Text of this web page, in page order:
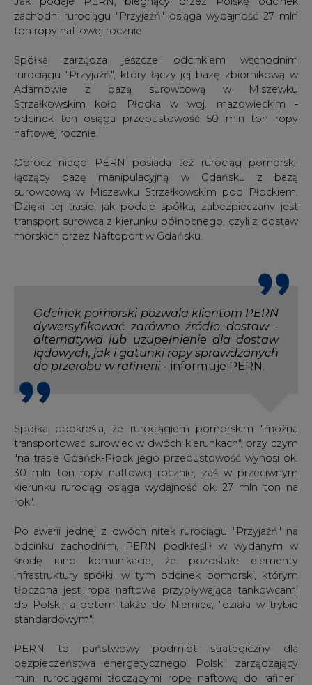
zachodni rurociągu "Przyjaźń" osiąga wydajność 27 mln
ton ropy naftowej rocznie.
Spółka zarządza jeszcze odcinkiem wschodnim
rurociągu "Przyjaźń", który łączy jej bazę zbiornikową w
Adamowie z bazą surowcową w Miszewku
Strzałkowskim koło Płocka w woj. mazowieckim -
odcinek ten osiąga przepustowość 50 mln ton ropy
naftowej rocznie.
Oprócz niego PERN posiada też rurociąg pomorski,
łączący bazę manipulacyjną w Gdańsku z bazą
surowcową w Miszewku Strzałkowskim pod Płockiem.
Dzięki tej trasie, jak podaje spółka, zabezpieczany jest
transport surowca z kierunku północnego, czyli z dostaw
morskich przez Naftoport w Gdańsku.
Odcinek pomorski pozwala klientom PERN
dywersyfikować zarówno źródło dostaw -
alternatywa lub uzupełnienie dla dostaw
lądowych, jak i gatunki ropy sprawdzanych
do przerobu w rafinerii- informuje PERN.
Spółka podkreśla, że rurociągiem pomorskim "można
transportować surowiec w dwóch kierunkach", przy czym
"na trasie Gdańsk-Płock jego przepustowość wynosi ok.
30 mln ton ropy naftowej rocznie, zaś w przeciwnym
kierunku rurociąg osiąga wydajność ok. 27 mln ton na
rok".
Po awarii jednej z dwóch nitek rurociągu "Przyjaźń" na
odcinku zachodnim, PERN podkreślił w wydanym w
środę rano komunikacie, że pozostałe elementy
infrastruktury spółki, w tym odcinek pomorski, którym
tłoczona jest ropa naftowa przypływająca tankowcami
do Polski, a potem także do Niemiec, "działa w trybie
standardowym".
PERN to państwowy podmiot strategiczny dla
bezpieczeństwa energetycznego Polski, zarządzający
m.in. rurociągami tłoczącymi ropę naftową do rafinerii